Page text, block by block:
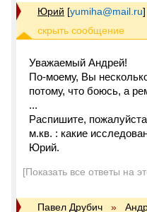
Юрий [yumiha@mail.ru]
Уважаемый Андрей!
По-моему, Вы
потому, что боюсь, а
...
Распишите,
м.кв. : какие
Юрий.
[Показать все ответы на
Павел Друбич »